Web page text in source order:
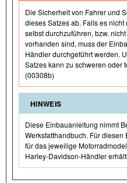
Die Sicherheit von Fahrer und
dieses Satzes ab. Falls es
selbst durchzuführen, bzw.
vorhanden sind, muss der
Händler durchgeführt werden.
Satzes kann zu schweren oder
(00308b)
HINWEIS
Diese Einbauanleitung nimmt
Werkstatthandbuch. Für
für das jeweilige
Harley-Davidson-Händler